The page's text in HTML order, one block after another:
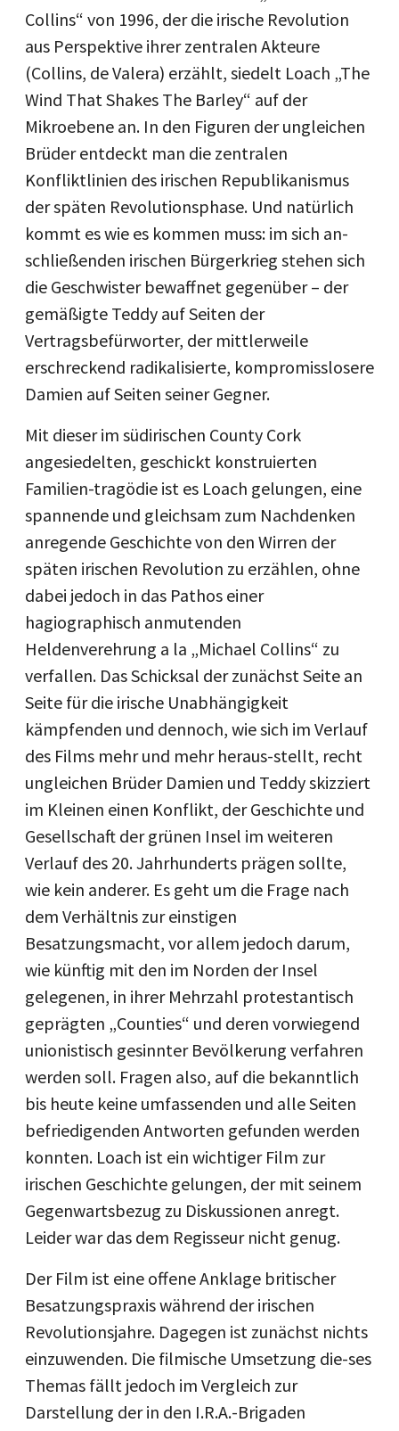
Collins“ von 1996, der die irische Revolution
aus Perspektive ihrer zentralen Akteure
(Collins, de Valera) erzählt, siedelt Loach „The
Wind That Shakes The Barley“ auf der
Mikroebene an. In den Figuren der ungleichen
Brüder entdeckt man die zentralen
Konfliktlinien des irischen Republikanismus
der späten Revolutionsphase. Und natürlich
kommt es wie es kommen muss: im sich an-
schließenden irischen Bürgerkrieg stehen sich
die Geschwister bewaffnet gegenüber – der
gemäßigte Teddy auf Seiten der
Vertragsbefürworter, der mittlerweile
erschreckend radikalisierte, kompromisslosere
Damien auf Seiten seiner Gegner.
Mit dieser im südirischen County Cork
angesiedelten, geschickt konstruierten
Familien-tragödie ist es Loach gelungen, eine
spannende und gleichsam zum Nachdenken
anregende Geschichte von den Wirren der
späten irischen Revolution zu erzählen, ohne
dabei jedoch in das Pathos einer
hagiographisch anmutenden
Heldenverehrung a la „Michael Collins“ zu
verfallen. Das Schicksal der zunächst Seite an
Seite für die irische Unabhängigkeit
kämpfenden und dennoch, wie sich im Verlauf
des Films mehr und mehr heraus-stellt, recht
ungleichen Brüder Damien und Teddy skizziert
im Kleinen einen Konflikt, der Geschichte und
Gesellschaft der grünen Insel im weiteren
Verlauf des 20. Jahrhunderts prägen sollte,
wie kein anderer. Es geht um die Frage nach
dem Verhältnis zur einstigen
Besatzungsmacht, vor allem jedoch darum,
wie künftig mit den im Norden der Insel
gelegenen, in ihrer Mehrzahl protestantisch
geprägten „Counties“ und deren vorwiegend
unionistisch gesinnter Bevölkerung verfahren
werden soll. Fragen also, auf die bekanntlich
bis heute keine umfassenden und alle Seiten
befriedigenden Antworten gefunden werden
konnten. Loach ist ein wichtiger Film zur
irischen Geschichte gelungen, der mit seinem
Gegenwartsbezug zu Diskussionen anregt.
Leider war das dem Regisseur nicht genug.
Der Film ist eine offene Anklage britischer
Besatzungspraxis während der irischen
Revolutionsjahre. Dagegen ist zunächst nichts
einzuwenden. Die filmische Umsetzung die-ses
Themas fällt jedoch im Vergleich zur
Darstellung der in den I.R.A.-Brigaden